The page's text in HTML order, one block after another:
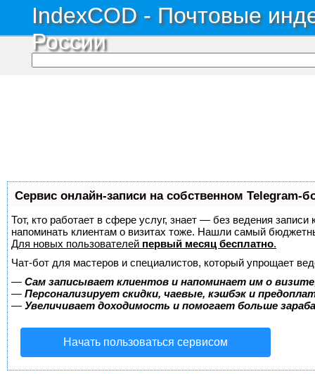
IndexCOD - Почтовые
России
Сервис онлайн-записи на собственном Telegram-
Тот, кто работает в сфере услуг, знает — без ведения
напоминать клиентам о визитах тоже. Нашли самый
Для новых пользователей первый месяц бесплатно.
Чат-бот для мастеров и специалистов, который упрощает
— Сам записывает клиентов и напоминает им о
— Персонализирует скидки, чаевые, кэшбэк и
— Увеличивает доходимость и помогает больше
Начать пользоваться сервисом